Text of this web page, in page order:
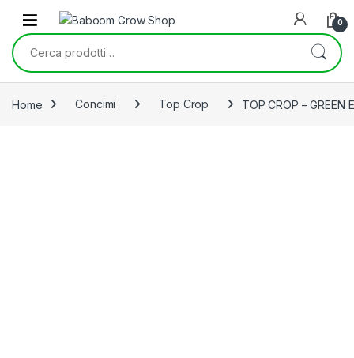
Skip to navigation
Skip to content
0
Cerca:
Home Concimi Top Crop TOP CROP – GREEN